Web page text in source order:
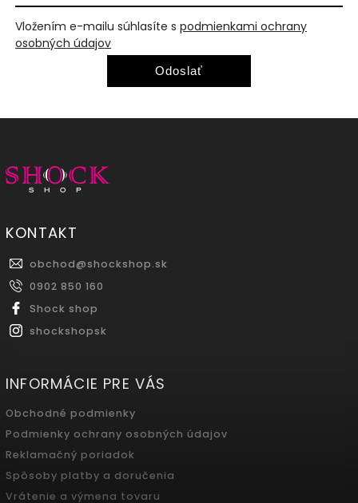
Vložením e-mailu súhlasíte s podmienkami ochrany
osobných údajov
Odoslať
KONTAKT
obchod@shockshop.sk
0902 850 160
Shock shop
shockshopsk
INFORMÁCIE PRE VÁS
Obchodné podmienky
Podmienky ochrany osobných údajov
Reklamačný poriadok
Spôsoby platby a doručenia
Vrátenie a výmena tovaru